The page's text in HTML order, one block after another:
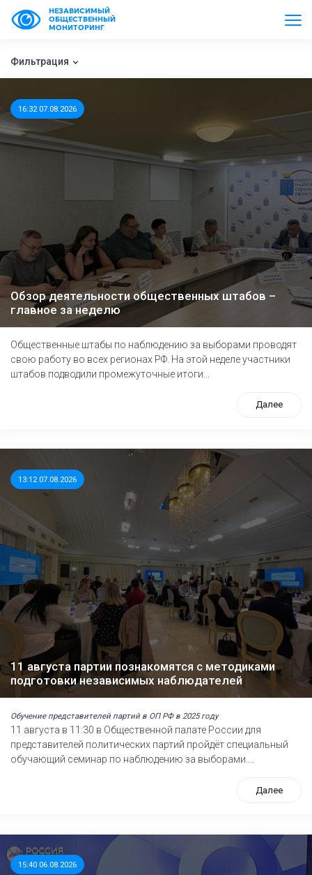
НЕЗАВИСИМЫЙ
ОБЩЕСТВЕННЫЙ
МОНИТОРИНГ
Фильтрация
16:32 07.08.2026
Обзор деятельности общественных штабов –
главное за неделю
Общественные штабы по наблюдению за выборами проводят
свою работу во всех регионах РФ. На этой неделе участники
штабов подводили промежуточные итоги...
Далее
13:12 07.08.2026
11 августа партии познакомятся с методиками
подготовки независимых наблюдателей
Обучение представителей партий в ОП РФ в 2025 году
11 августа в 11:30 в Общественной палате России для
представителей политических партий пройдёт специальный
обучающий семинар по наблюдению за выборами....
Далее
15:40 06.08.2026